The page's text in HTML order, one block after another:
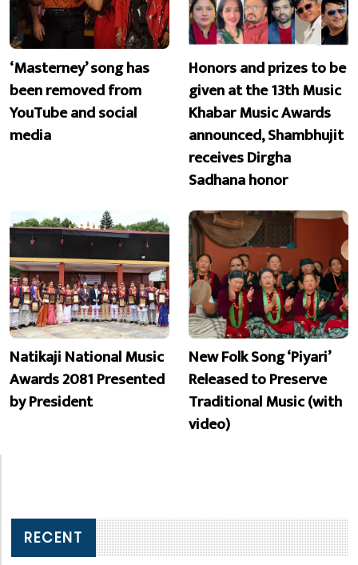
‘Masterney’ song has
been removed from
YouTube and social
media
Honors and prizes to be
given at the 13th Music
Khabar Music Awards
announced, Shambhujit
receives Dirgha
Sadhana honor
Natikaji National Music
Awards 2081 Presented
by President
New Folk Song ‘Piyari’
Released to Preserve
Traditional Music (with
video)
RECENT